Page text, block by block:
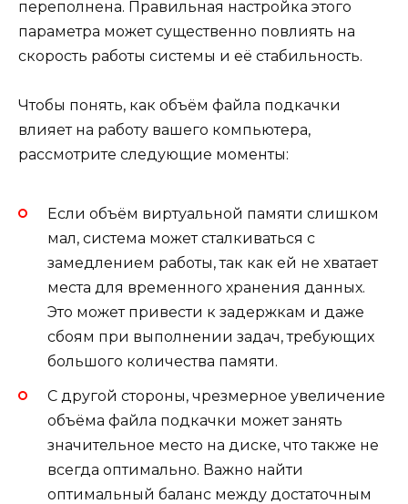
переполнена. Правильная настройка этого
параметра может существенно повлиять на
скорость работы системы и её стабильность.
Чтобы понять, как объём файла подкачки
влияет на работу вашего компьютера,
рассмотрите следующие моменты:
Если объём виртуальной памяти слишком
мал, система может сталкиваться с
замедлением работы, так как ей не хватает
места для временного хранения данных.
Это может привести к задержкам и даже
сбоям при выполнении задач, требующих
большого количества памяти.
С другой стороны, чрезмерное увеличение
объёма файла подкачки может занять
значительное место на диске, что также не
всегда оптимально. Важно найти
оптимальный баланс между достаточным